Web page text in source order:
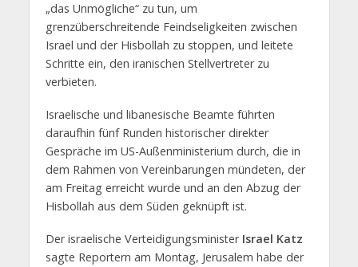
„das Unmögliche“ zu tun, um
grenzüberschreitende Feindseligkeiten zwischen
Israel und der Hisbollah zu stoppen, und leitete
Schritte ein, den iranischen Stellvertreter zu
verbieten.
Israelische und libanesische Beamte führten
daraufhin fünf Runden historischer direkter
Gespräche im US-Außenministerium durch, die in
dem Rahmen von Vereinbarungen mündeten, der
am Freitag erreicht wurde und an den Abzug der
Hisbollah aus dem Süden geknüpft ist.
Der israelische Verteidigungsminister Israel Katz
sagte Reportern am Montag, Jerusalem habe der